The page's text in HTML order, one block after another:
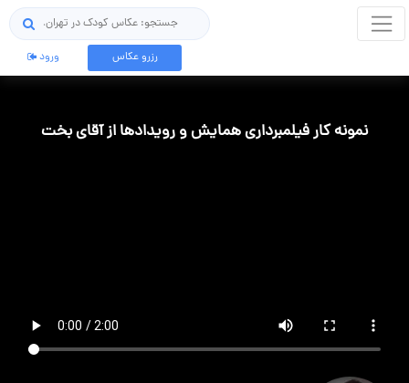
جستجو
رزرو عکاس ورود
نمونه کار فیلمبرداری همایش و رویدادها از آقای بخت